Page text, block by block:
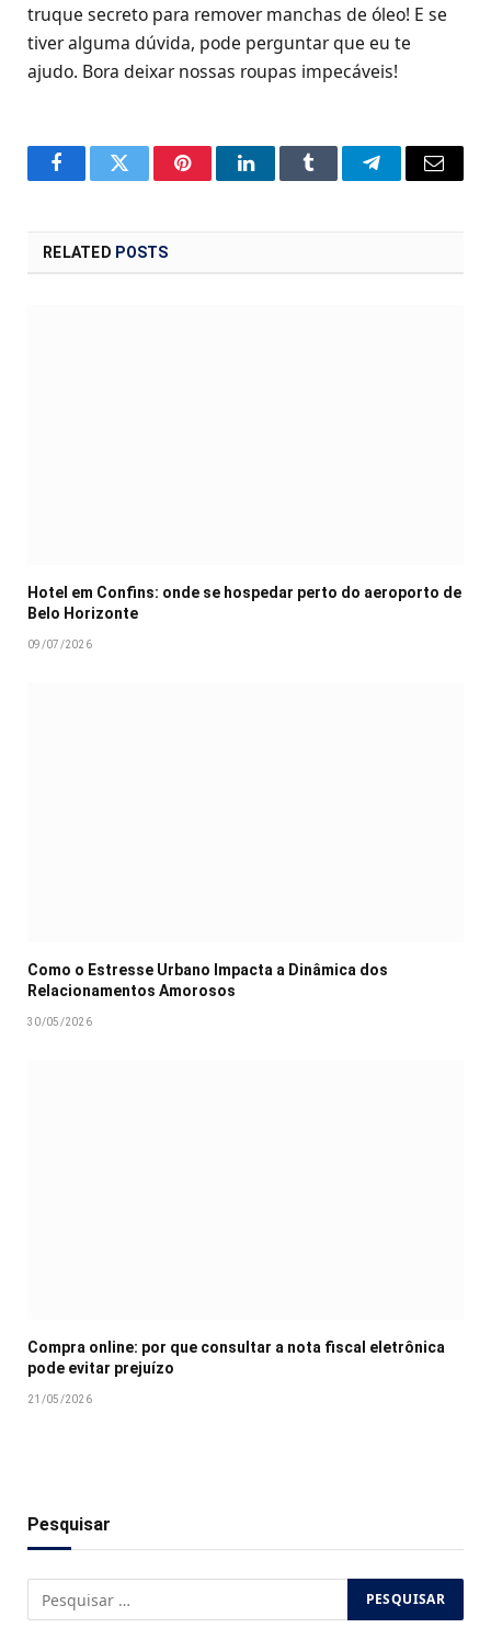
truque secreto para remover manchas de óleo! E se
tiver alguma dúvida, pode perguntar que eu te
ajudo. Bora deixar nossas roupas impecáveis!
FacebookTwitter PinterestLinkedInTumblr TelegramEmail
RELATED POSTS
Hotel em Confins: onde se hospedar perto do aeroporto de
Belo Horizonte
09/07/2026
Como o Estresse Urbano Impacta a Dinâmica dos
Relacionamentos Amorosos
30/05/2026
Compra online: por que consultar a nota fiscal eletrônica
pode evitar prejuízo
21/05/2026
Pesquisar